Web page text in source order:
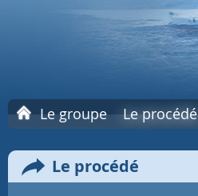
A
u
e
i
Le groupe Le procédé
Le procédé